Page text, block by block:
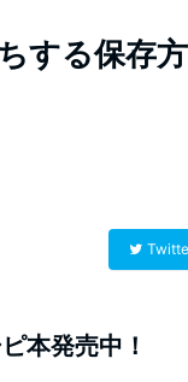
する保存
本発売中！